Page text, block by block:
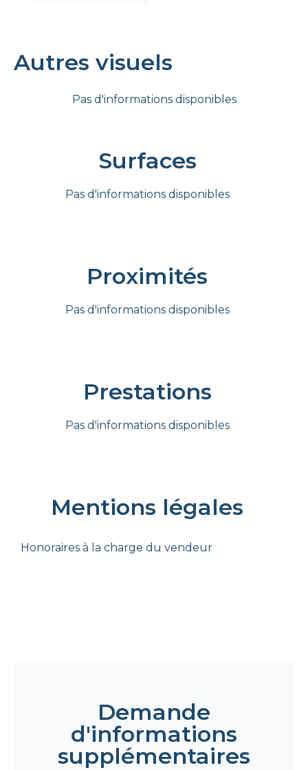
Autres visuels
Pas d'informations disponibles
Surfaces
Pas d'informations disponibles
Proximités
Pas d'informations disponibles
Prestations
Pas d'informations disponibles
Mentions légales
Honoraires à la charge du vendeur
Demande
d'informations
supplémentaires